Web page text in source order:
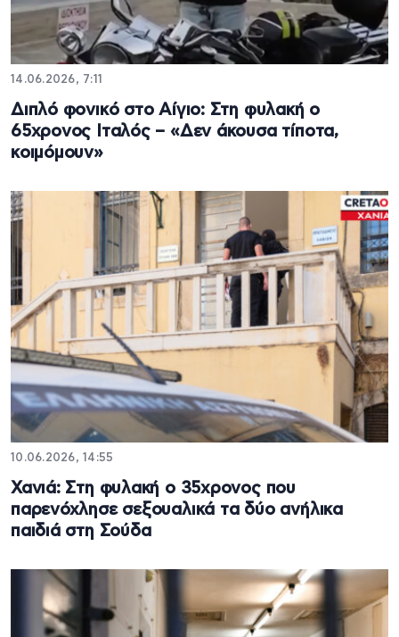
14.06.2026, 7:11
Διπλό φονικό στο Αίγιο: Στη φυλακή ο
65χρονος Ιταλός – «Δεν άκουσα τίποτα,
κοιμόμουν»
10.06.2026, 14:55
Χανιά: Στη φυλακή ο 35χρονος που
παρενόχλησε σεξουαλικά τα δύο ανήλικα
παιδιά στη Σούδα